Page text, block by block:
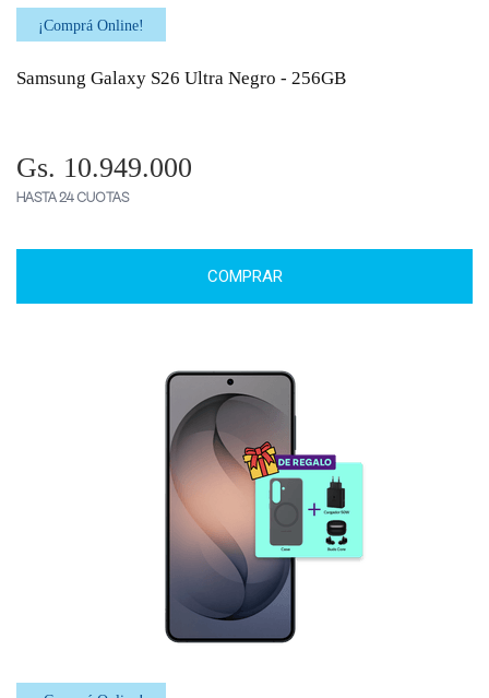
¡Comprá Online!
Samsung Galaxy S26 Ultra Negro - 256GB
Gs. 10.949.000
HASTA 24 CUOTAS
COMPRAR